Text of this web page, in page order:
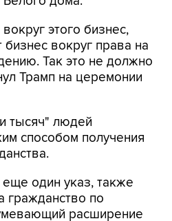
этого бизнес,
вокруг права на
Так это не должно
Трамп на церемонии
тысяч" людей
способом получения
один указ, также
гражданство по
расширение